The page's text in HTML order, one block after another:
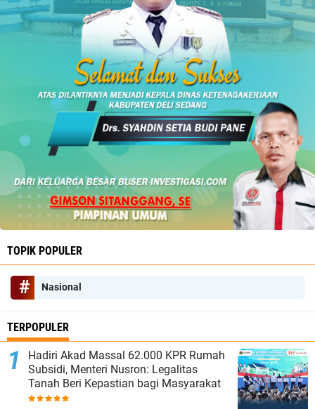
TOPIK POPULER
Nasional
TERPOPULER
Hadiri Akad Massal 62.000 KPR Rumah
Subsidi, Menteri Nusron: Legalitas
Tanah Beri Kepastian bagi Masyarakat